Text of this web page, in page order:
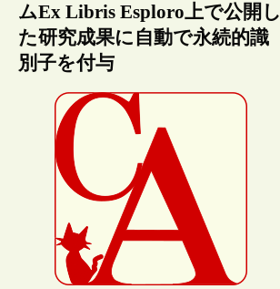
ムEx Libris Esploro上で公開し
た研究成果に自動で永続的識
別子を付与